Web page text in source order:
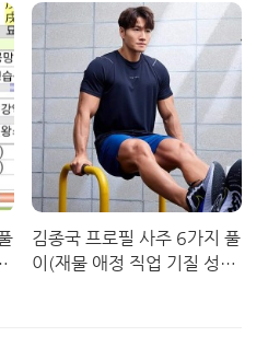
김종국 프로필 사주 6가지 풀
이(재물 애정 직업 기질 성격